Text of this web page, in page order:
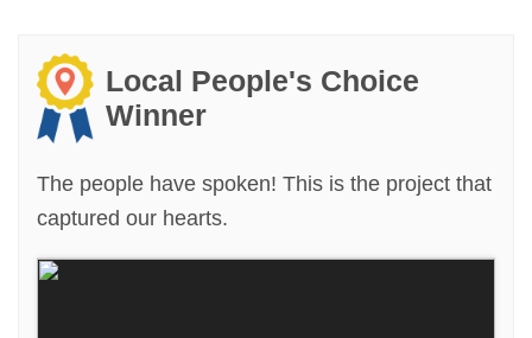
Local People's Choice
Winner
The people have spoken! This is the project that
captured our hearts.